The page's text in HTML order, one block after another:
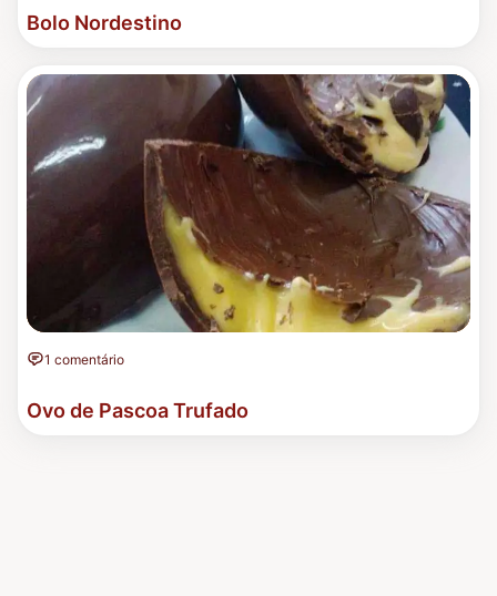
Bolo Nordestino
1 comentário
Ovo de Pascoa Trufado